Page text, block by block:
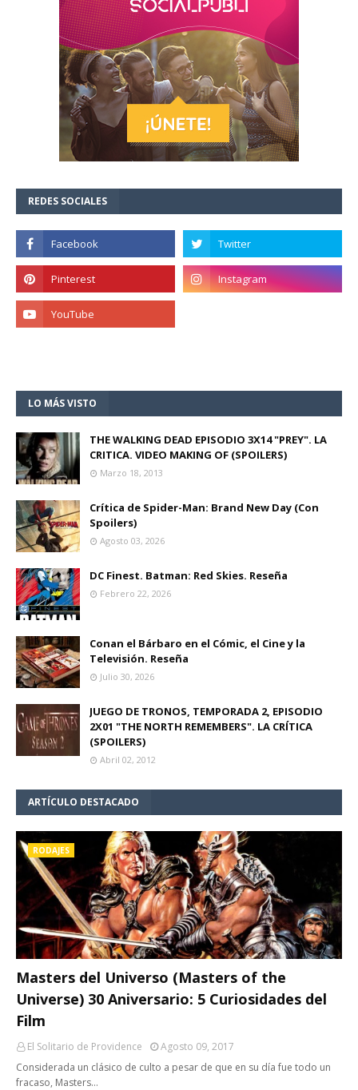
REDES SOCIALES
LO MÁS VISTO
THE WALKING DEAD EPISODIO 3X14 "PREY". LA
CRITICA. VIDEO MAKING OF (SPOILERS)
Marzo 18, 2013
Crítica de Spider-Man: Brand New Day (Con
Spoilers)
Agosto 03, 2026
DC Finest. Batman: Red Skies. Reseña
Febrero 22, 2026
Conan el Bárbaro en el Cómic, el Cine y la
Televisión. Reseña
Julio 30, 2026
JUEGO DE TRONOS, TEMPORADA 2, EPISODIO
2X01 "THE NORTH REMEMBERS". LA CRÍTICA
(SPOILERS)
Abril 02, 2012
ARTÍCULO DESTACADO
RODAJES
Masters del Universo (Masters of the
Universe) 30 Aniversario: 5 Curiosidades del
Film
El Solitario de Providence
Agosto 09, 2017
Considerada un clásico de culto a pesar de que en su día fue todo un
fracaso, Masters…